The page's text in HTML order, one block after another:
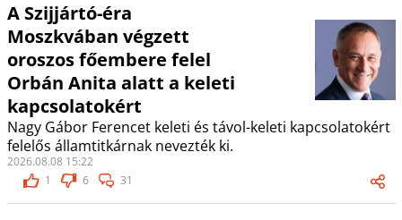
A Szijjártó-éra
Moszkvában végzett
oroszos főembere felel
Orbán Anita alatt a keleti
kapcsolatokért
Nagy Gábor Ferencet keleti és távol-keleti kapcsolatokért
felelős államtitkárnak nevezték ki.
2026.08.08 15:22
1
6 31